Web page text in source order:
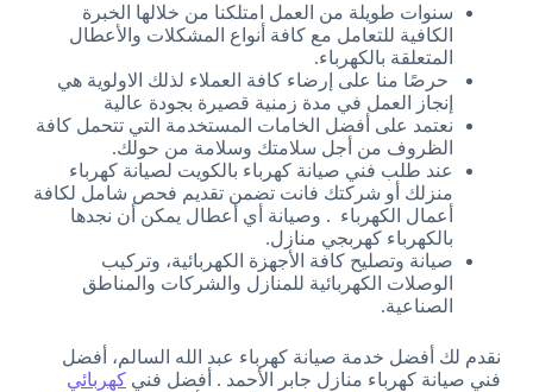
سنوات طويلة من العمل امتلكنا من خلالها الخبرة
الكافية للتعامل مع كافة أنواع المشكلات والأعطال
المتعلقة بالكهرباء.
حرصًا منا على إرضاء كافة العملاء لذلك الاولوية هي
إنجاز العمل في مدة زمنية قصيرة بجودة عالية
نعتمد على أفضل الخامات المستخدمة التي تتحمل كافة
الظروف من أجل سلامتك وسلامة من حولك.
عند طلب فني صيانة كهرباء بالكويت لصيانة كهرباء
منزلك أو شركتك فانت تضمن تقديم فحص شامل لكافة
أعمال الكهرباء . وصيانة أي أعطال يمكن أن نجدها
بالكهرباء كهربجي منازل.
صيانة وتصليح كافة الأجهزة الكهربائية، وتركيب
الوصلات الكهربائية للمنازل والشركات والمناطق
الصناعية.
نقدم لك أفضل خدمة صيانة كهرباء عبد الله السالم، أفضل
فني صيانة كهرباء منازل جابر الأحمد . أفضل فني كهربائي